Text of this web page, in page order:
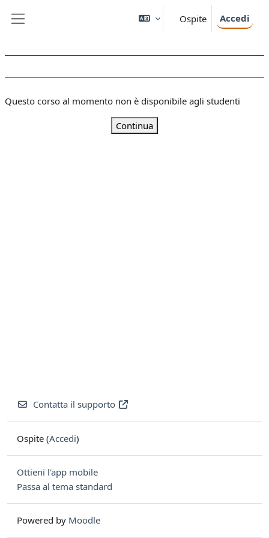
Ospite Accedi
Questo corso al momento non è disponibile agli studenti
Continua
Contatta il supporto
Ospite (Accedi)
Ottieni l'app mobile
Passa al tema standard
Powered by Moodle